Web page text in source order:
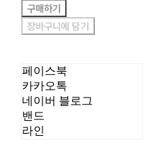
구매하기
장바구니에 담기
페이스북
카카오톡
네이버 블로그
밴드
라인